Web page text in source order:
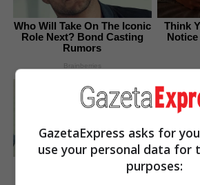
Who Will Take On The Iconic
Role Next? Bond Casting
Rumors
Brainberries
Think
Notice
You'll Be Amazed By The
Blue Lagoon Stars Today
GazetaExpress asks for
use your personal data for
purposes: